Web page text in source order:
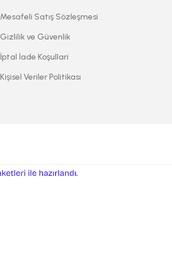
Mesafeli Satış Sözleşmesi
Gizlilik ve Güvenlik
İptal İade Koşullari
Kişisel Veriler Politikası
e-